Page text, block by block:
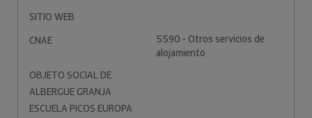
SITIO WEB
CNAE
5590 - Otros servicios de
alojamiento
OBJETO SOCIAL DE
ALBERGUE GRANJA
ESCUELA PICOS EUROPA